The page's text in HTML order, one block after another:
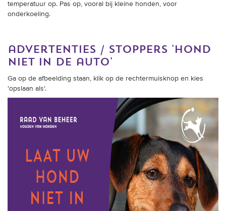
temperatuur op. Pas op, vooral bij kleine honden, voor
onderkoeling.
advertenties / stoppers 'hond
niet in de auto'
Ga op de afbeelding staan, klik op de rechtermuisknop en kies
'opslaan als'.